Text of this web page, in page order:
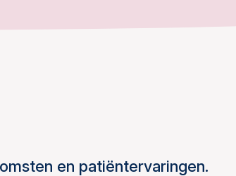
en patiëntervaringen.